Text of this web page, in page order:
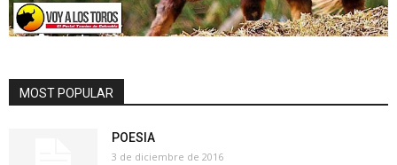
MOST POPULAR
POESIA
3 de diciembre de 2016